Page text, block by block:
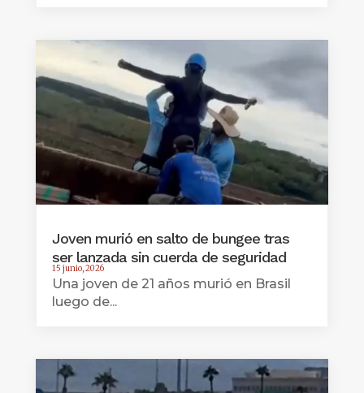
Joven murió en salto de bungee tras
ser lanzada sin cuerda de seguridad
15 junio, 2026
Una joven de 21 años murió en Brasil
luego de...